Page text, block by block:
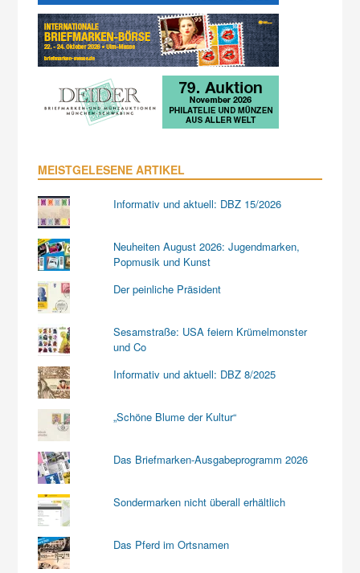
MEISTGELESENE ARTIKEL
Informativ und aktuell: DBZ 15/2026
Neuheiten August 2026: Jugendmarken,
Popmusik und Kunst
Der peinliche Präsident
Sesamstraße: USA feiern Krümelmonster
und Co
Informativ und aktuell: DBZ 8/2025
„Schöne Blume der Kultur“
Das Briefmarken-Ausgabeprogramm 2026
Sondermarken nicht überall erhältlich
Das Pferd im Ortsnamen